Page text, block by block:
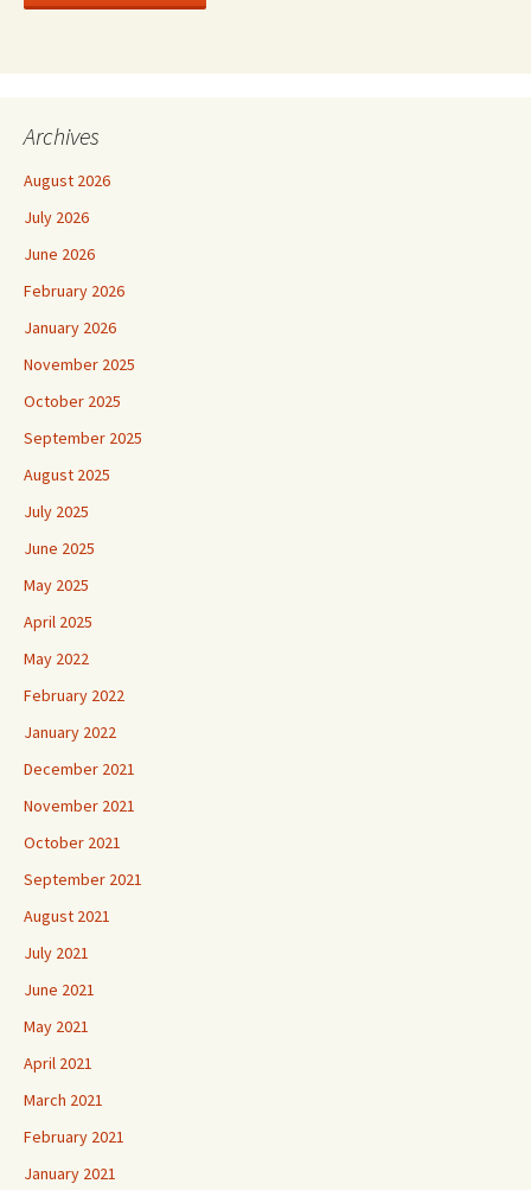
Archives
August 2026
July 2026
June 2026
February 2026
January 2026
November 2025
October 2025
September 2025
August 2025
July 2025
June 2025
May 2025
April 2025
May 2022
February 2022
January 2022
December 2021
November 2021
October 2021
September 2021
August 2021
July 2021
June 2021
May 2021
April 2021
March 2021
February 2021
January 2021